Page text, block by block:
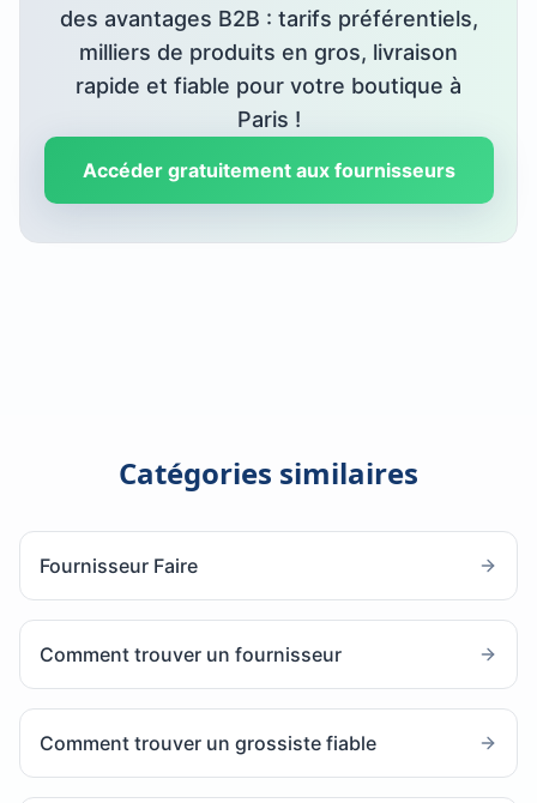
des avantages B2B : tarifs préférentiels,
milliers de produits en gros, livraison
rapide et fiable pour votre boutique à
Paris !
Accéder gratuitement aux fournisseurs
Catégories similaires
Fournisseur Faire
Comment trouver un fournisseur
Comment trouver un grossiste fiable